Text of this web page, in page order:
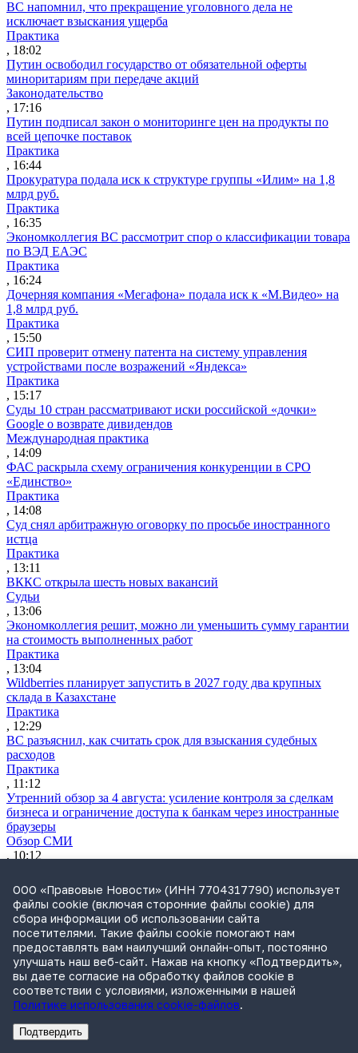
ВС напомнил, что прекращение уголовного дела не
исключает взыскания ущерба
Практика
, 18:02
Путин освободил государство от обязательной оферты
миноритариям при передаче акций
Законодательство
, 17:16
Путин подписал закон о мониторинге цен на продукты по
всей цепочке поставок
Практика
, 16:44
Прокуратура подала иск к структуре группы «Илим» на 1,8
млрд руб.
Практика
, 16:35
Экономколлегия ВС рассмотрит спор о классификации товара
по ВЭД ЕАЭС
Практика
, 16:24
Дочерняя компания «Мегафона» подала иск к «М.Видео» на
1,8 млрд руб.
Практика
, 15:50
СИП проверит отмену патента на систему управления
устройствами после возражений «Яндекса»
Практика
, 15:17
Суды 10 стран рассматривают иски российской «дочки»
Google о возврате дивидендов
Международная практика
, 14:09
ФАС раскрыла схему ограничения конкуренции в СРО
«Единство»
Практика
, 14:08
Суд снял арбитражную оговорку по просьбе иностранного
истца
Практика
, 13:11
ВККС открыла шесть новых вакансий
Судьи
, 13:06
Экономколлегия решит, можно ли уменьшить сумму гарантии
на стоимость выполненных работ
Практика
, 13:04
Wildberries планирует запустить в 2027 году два крупных
склада в Казахстане
Практика
, 12:29
ВС разъяснил, как считать срок для взыскания судебных
расходов
Практика
, 11:12
Утренний обзор за 4 августа: усиление контроля за сделкам
бизнеса и ограничение доступа к банкам через иностранные
браузеры
Обзор СМИ
, 10:12
препарат для терапии ВИЧ
Практика
, 19:21
В ГД внесли законопроект, разрешающий туристам
направлять претензии к турагентам
Законодательство
, 19:07
Бывшего гендиректора «Облкоммунэнерго» подозревают в
хищении 1 млрд руб.
Практика
, 17:59
ФАС возбудила дело против Apple
РекламаАдвокатское бюро Санкт-Петербурга «Вертикаль» ИНН 7841290773
ООО «Правовые Новости» (ИНН 7704317790) использует
файлы cookie (включая сторонние файлы cookie) для
сбора информации об использовании сайта
посетителями. Такие файлы cookie помогают нам
предоставлять вам наилучший онлайн-опыт, постоянно
улучшать наш веб-сайт. Нажав на кнопку «Подтвердить»,
вы даете согласие на обработку файлов cookie в
соответствии с условиями, изложенными в нашей
Политике использования cookie-файлов.
Подтвердить